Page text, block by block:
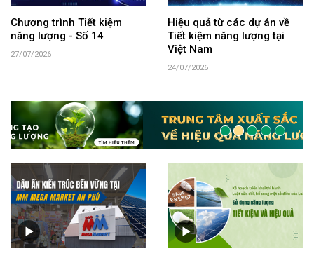
Chương trình Tiết kiệm
năng lượng - Số 14
27/07/2026
Hiệu quả từ các dự án về
Tiết kiệm năng lượng tại
Việt Nam
24/07/2026